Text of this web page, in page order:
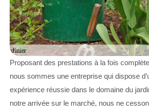
Proposant des prestations à la fois
nous sommes une entreprise qui dispose
expérience réussie dans le domaine du
notre arrivée sur le marché, nous ne